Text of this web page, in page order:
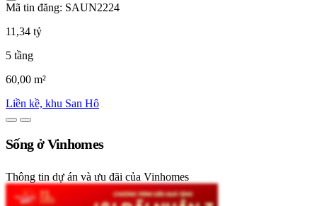
Mã tin đăng: SAUN2224
11,34 tỷ
5 tầng
60,00 m²
Liền kề, khu San Hô
Sống ở Vinhomes
Thông tin dự án và ưu đãi của Vinhomes